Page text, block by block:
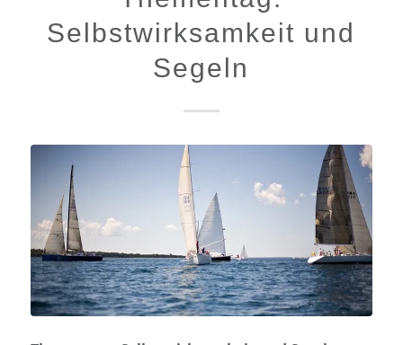
Selbstwirksamkeit und
Segeln